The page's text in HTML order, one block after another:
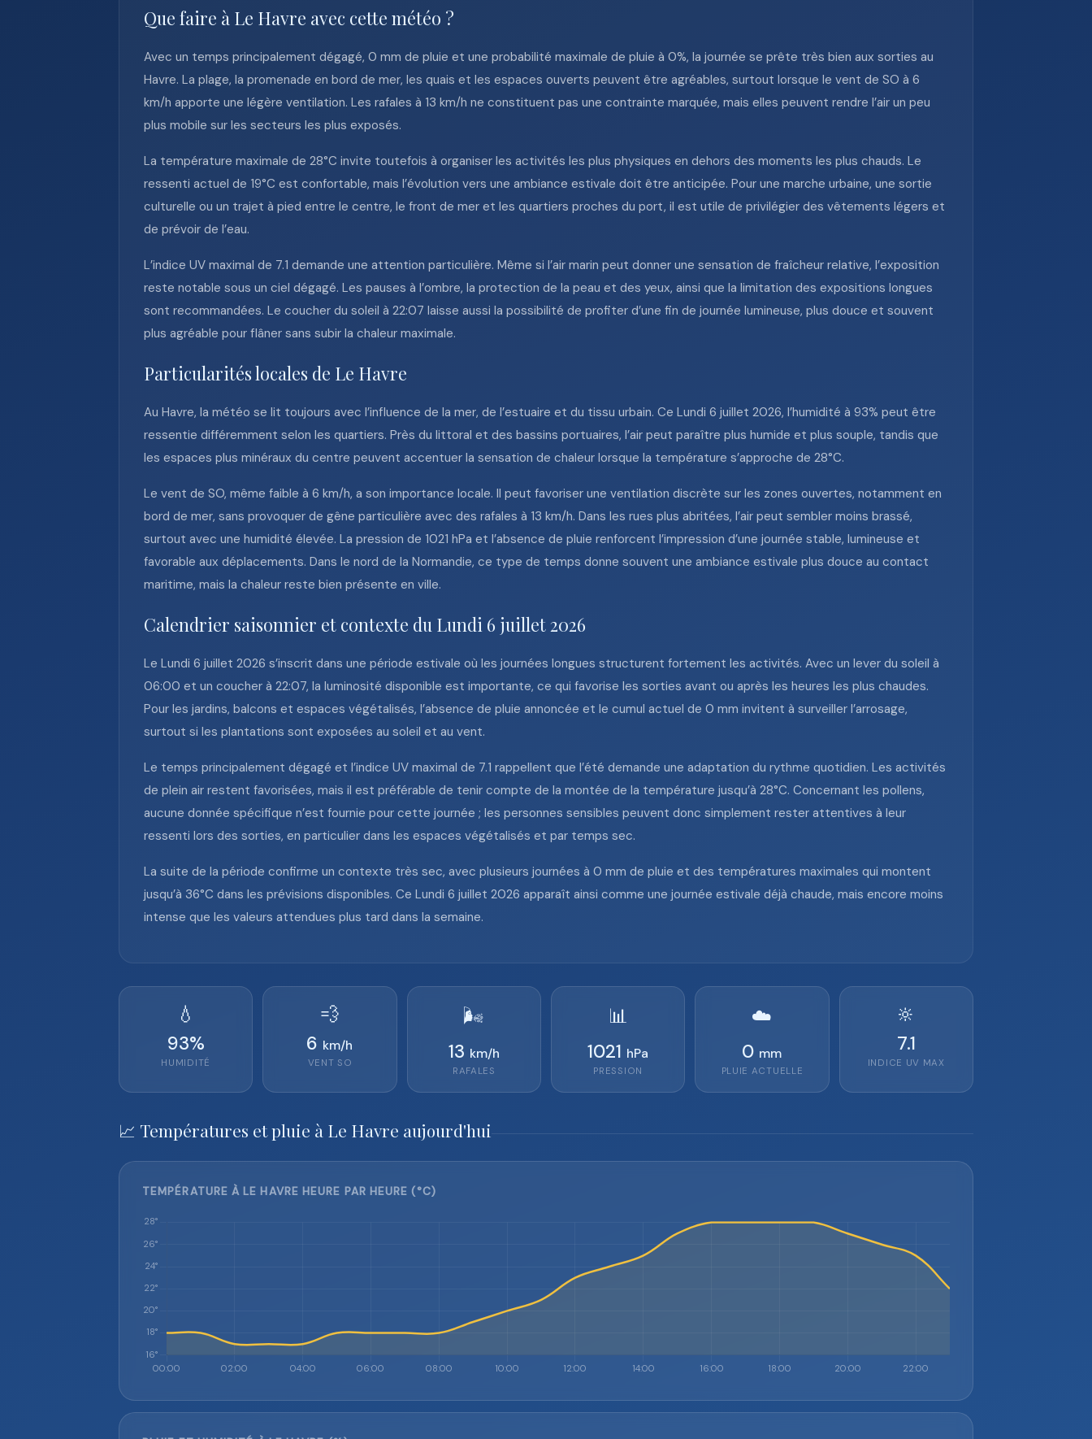
Que faire à Le Havre avec cette météo ?
Avec un temps principalement dégagé, 0 mm de pluie et une probabilité maximale de pluie à 0%, la journée se prête très bien aux sorties au
Havre. La plage, la promenade en bord de mer, les quais et les espaces ouverts peuvent être agréables, surtout lorsque le vent de SO à 6
km/h apporte une légère ventilation. Les rafales à 13 km/h ne constituent pas une contrainte marquée, mais elles peuvent rendre l’air un peu
plus mobile sur les secteurs les plus exposés.
La température maximale de 28°C invite toutefois à organiser les activités les plus physiques en dehors des moments les plus chauds. Le
ressenti actuel de 19°C est confortable, mais l’évolution vers une ambiance estivale doit être anticipée. Pour une marche urbaine, une sortie
culturelle ou un trajet à pied entre le centre, le front de mer et les quartiers proches du port, il est utile de privilégier des vêtements légers et
de prévoir de l’eau.
L’indice UV maximal de 7.1 demande une attention particulière. Même si l’air marin peut donner une sensation de fraîcheur relative, l’exposition
reste notable sous un ciel dégagé. Les pauses à l’ombre, la protection de la peau et des yeux, ainsi que la limitation des expositions longues
sont recommandées. Le coucher du soleil à 22:07 laisse aussi la possibilité de profiter d’une fin de journée lumineuse, plus douce et souvent
plus agréable pour flâner sans subir la chaleur maximale.
Particularités locales de Le Havre
Au Havre, la météo se lit toujours avec l’influence de la mer, de l’estuaire et du tissu urbain. Ce Lundi 6 juillet 2026, l’humidité à 93% peut être
ressentie différemment selon les quartiers. Près du littoral et des bassins portuaires, l’air peut paraître plus humide et plus souple, tandis que
les espaces plus minéraux du centre peuvent accentuer la sensation de chaleur lorsque la température s’approche de 28°C.
Le vent de SO, même faible à 6 km/h, a son importance locale. Il peut favoriser une ventilation discrète sur les zones ouvertes, notamment en
bord de mer, sans provoquer de gêne particulière avec des rafales à 13 km/h. Dans les rues plus abritées, l’air peut sembler moins brassé,
surtout avec une humidité élevée. La pression de 1021 hPa et l’absence de pluie renforcent l’impression d’une journée stable, lumineuse et
favorable aux déplacements. Dans le nord de la Normandie, ce type de temps donne souvent une ambiance estivale plus douce au contact
maritime, mais la chaleur reste bien présente en ville.
Calendrier saisonnier et contexte du Lundi 6 juillet 2026
Le Lundi 6 juillet 2026 s’inscrit dans une période estivale où les journées longues structurent fortement les activités. Avec un lever du soleil à
06:00 et un coucher à 22:07, la luminosité disponible est importante, ce qui favorise les sorties avant ou après les heures les plus chaudes.
Pour les jardins, balcons et espaces végétalisés, l’absence de pluie annoncée et le cumul actuel de 0 mm invitent à surveiller l’arrosage,
surtout si les plantations sont exposées au soleil et au vent.
Le temps principalement dégagé et l’indice UV maximal de 7.1 rappellent que l’été demande une adaptation du rythme quotidien. Les activités
de plein air restent favorisées, mais il est préférable de tenir compte de la montée de la température jusqu’à 28°C. Concernant les pollens,
aucune donnée spécifique n’est fournie pour cette journée ; les personnes sensibles peuvent donc simplement rester attentives à leur
ressenti lors des sorties, en particulier dans les espaces végétalisés et par temps sec.
La suite de la période confirme un contexte très sec, avec plusieurs journées à 0 mm de pluie et des températures maximales qui montent
jusqu’à 36°C dans les prévisions disponibles. Ce Lundi 6 juillet 2026 apparaît ainsi comme une journée estivale déjà chaude, mais encore moins
intense que les valeurs attendues plus tard dans la semaine.
💧
93%
HUMIDITÉ
💨
6 km/h
VENT SO
🌬️
13 km/h
RAFALES
📊
1021 hPa
PRESSION
☁️
0 mm
PLUIE ACTUELLE
🔆
7.1
INDICE UV MAX
📈 Températures et pluie à Le Havre aujourd'hui
TEMPÉRATURE À LE HAVRE HEURE PAR HEURE (°C)